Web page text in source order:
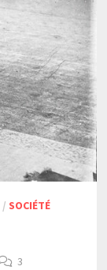
/ SOCIÉTÉ
3